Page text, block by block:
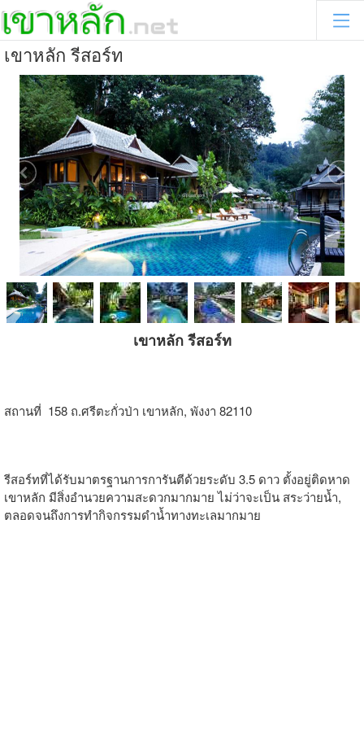
เขาหลัก รีสอร์ท
เขาหลัก รีสอร์ท
สถานที่ 158 ถ.ศรีตะกั่วป่า เขาหลัก, พังงา 82110
รีสอร์ทที่ได้รับมาตรฐานการการันตีด้วยระดับ 3.5 ดาว ตั้งอยู่ติดหาด
เขาหลัก มีสิ่งอำนวยความสะดวกมากมาย ไม่ว่าจะเป็น สระว่ายน้ำ,
ตลอดจนถึงการทำกิจกรรมดำน้ำทางทะเลมากมาย